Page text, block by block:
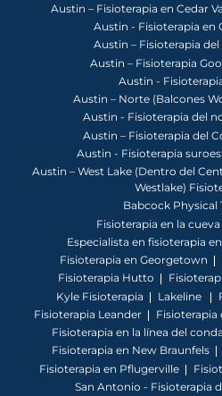
Austin – Fisioterapia en Cedar
Austin - Fisioterapia en
Austin – Fisioterapia
Austin – Fisioterapia
Austin -
Austin – Norte (Balcones
Austin - Fisioterapia del
Austin – Fisioterapia del
Austin - Fisioterapia
Austin – West Lake (Dentro del
Westlake)
Babcock Physical
Fisioterapia en la
Especialista en fisioterapia
Fisioterapia en Georgetown
Fisioterapia Hutto
Kyle Fisioterapia
Lakeline
Fisioterapia Leander
Fisioterapia
Fisioterapia en la línea del
Fisioterapia en New Braunfels
Fisioterapia en Pflugerville
San Antonio - Fisioterapia